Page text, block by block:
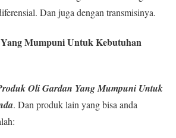
Dan juga dengan transmisinya.
Mumpuni Untuk Kebutuhan
Oli Gardan Yang Mumpuni Untuk
. Dan produk lain yang bisa anda